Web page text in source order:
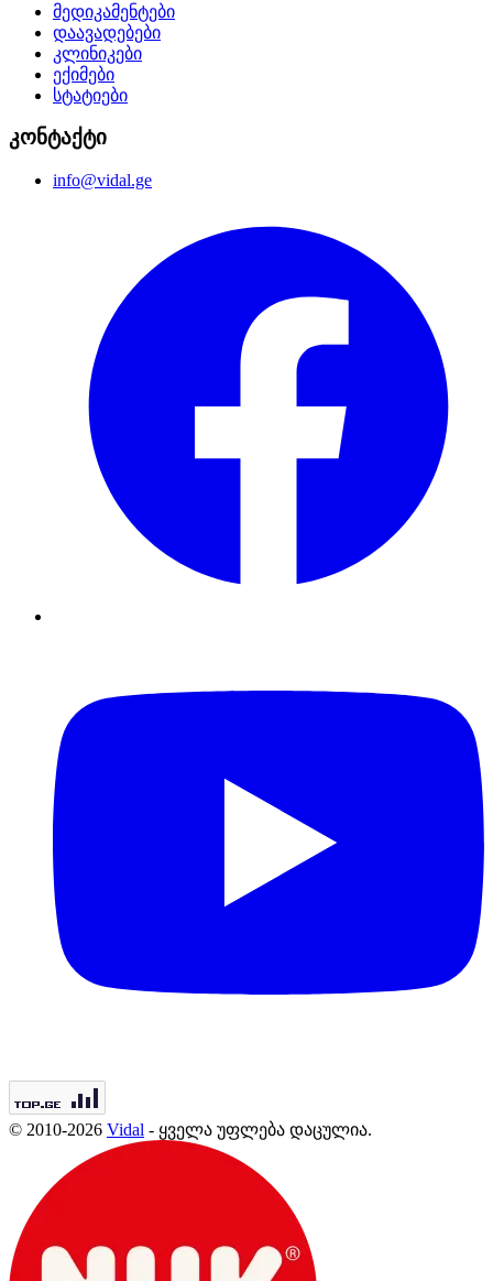
მედიკამენტები
დაავადებები
კლინიკები
ექიმები
სტატიები
კონტაქტი
info@vidal.ge
© 2010-2026 Vidal - ყველა უფლება დაცულია.